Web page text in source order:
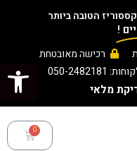
פתח סרגל נגישות
!
רכישה מאובטחת
2482181
מלאי